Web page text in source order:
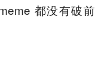
都没有破前